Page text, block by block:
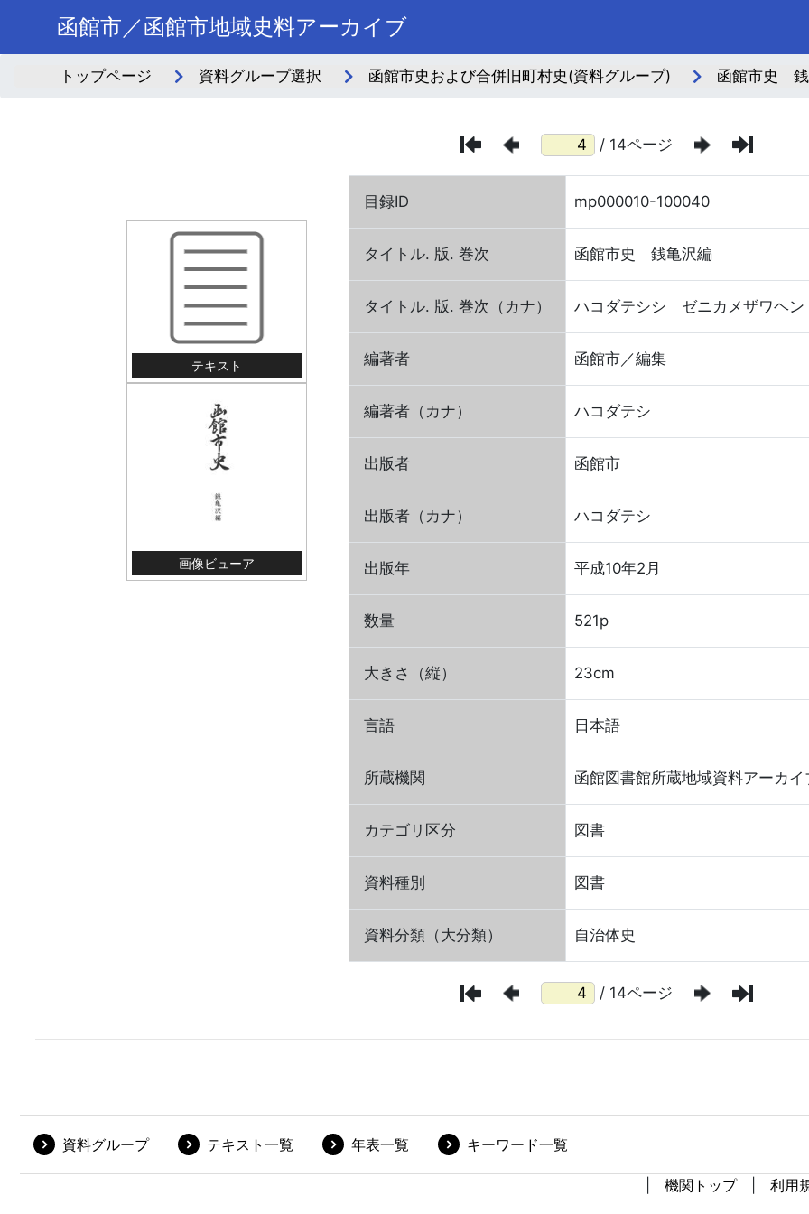
函館市／函館市地域史料アーカイブ
トップページ 資料グループ選択 函館市史および合併旧町村史(資料グループ) 函館市史 銭
/ 14ページ
テキスト
画像ビューア
目録ID mp000010-100040
タイトル. 版. 巻次 函館市史 銭亀沢編
タイトル. 版. 巻次（カナ） ハコダテシシ ゼニカメザワヘン
編著者 函館市／編集
編著者（カナ） ハコダテシ
出版者 函館市
出版者（カナ） ハコダテシ
出版年 平成10年2月
数量 521p
大きさ（縦） 23cm
言語 日本語
所蔵機関 函館図書館所蔵地域資料アーカイ
カテゴリ区分 図書
資料種別 図書
資料分類（大分類） 自治体史
/ 14ページ
資料グループ テキスト一覧 年表一覧 キーワード一覧
機関トップ 利用